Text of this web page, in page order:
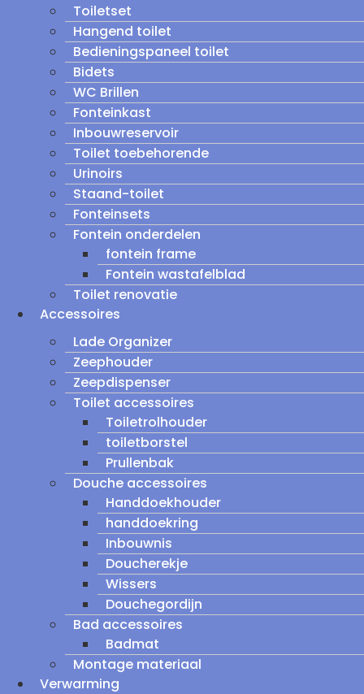
Toiletset
Hangend toilet
Bedieningspaneel toilet
Bidets
WC Brillen
Fonteinkast
Inbouwreservoir
Toilet toebehorende
Urinoirs
Staand-toilet
Fonteinsets
Fontein onderdelen
fontein frame
Fontein wastafelblad
Toilet renovatie
Accessoires
Lade Organizer
Zeephouder
Zeepdispenser
Toilet accessoires
Toiletrolhouder
toiletborstel
Prullenbak
Douche accessoires
Handdoekhouder
handdoekring
Inbouwnis
Doucherekje
Wissers
Douchegordijn
Bad accessoires
Badmat
Montage materiaal
Verwarming